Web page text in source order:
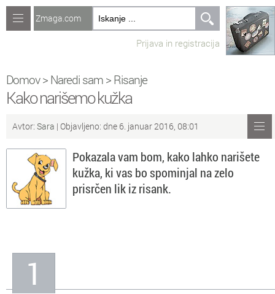
Računalništvo
Recepti
Naredi sam
Forum
Preverjanje znanja
Sv Sveže teme na forumu
Zmaga.com
Prijava in registracija
Domov> Naredi sam > Risanje
Kako narišemo kužka
Avtor: Sara | Objavljeno: dne 6. januar 2016, 08:01
Pokazala vam bom, kako lahko narišete
kužka, ki vas bo spominjal na zelo
prisrčen lik iz risank.
1